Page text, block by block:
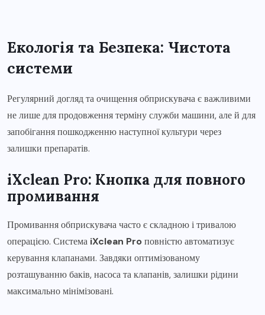
Екологія та Безпека: Чистота
системи
Регулярний догляд та очищення обприскувача є важливими
не лише для продовження терміну служби машини, але й для
запобігання пошкодженню наступної культури через
залишки препаратів.
iXclean Pro: Кнопка для повного
промивання
Промивання обприскувача часто є складною і тривалою
операцією. Система iXclean Proповністю автоматизує
керування клапанами. Завдяки оптимізованому
розташуванню баків, насоса та клапанів, залишки рідини
максимально мінімізовані.